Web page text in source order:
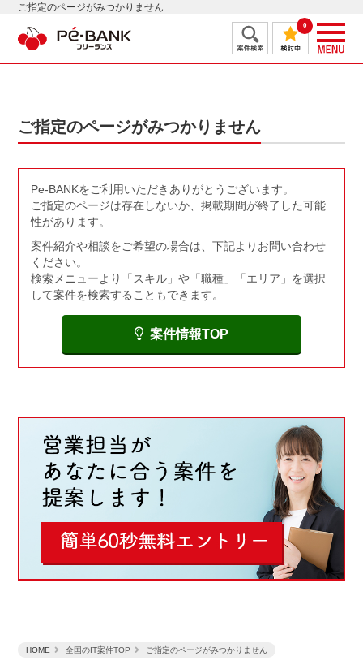
ご指定のページがみつかりません
0
HOME 全国のIT案件TOP ご指定のページがみつかりません
ご指定のページがみつかりません
Pe-BANKをご利用いただきありがとうございます。
ご指定のページは存在しないか、掲載期間が終了した可能
性があります。
案件紹介や相談をご希望の場合は、下記よりお問い合わせ
ください。
検索メニューより「スキル」や「職種」「エリア」を選択
して案件を検索することもできます。
案件情報TOP